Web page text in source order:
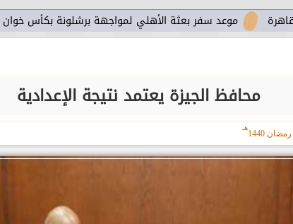
موعد سفر بعثة الأهلي لمواجهة برشلونة بكأس خوان جامبر
محافظ الجيزة يعتمد نتيجة الإعدادية
هـ